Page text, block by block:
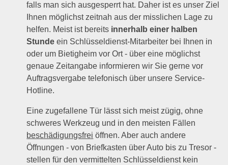
falls man sich ausgesperrt hat. Daher ist es unser Ziel
Ihnen möglichst zeitnah aus der misslichen Lage zu
helfen. Meist ist bereits innerhalb einer halben
Stunde ein Schlüsseldienst-Mitarbeiter bei Ihnen in
oder um Bietigheim vor Ort - über eine möglichst
genaue Zeitangabe informieren wir Sie gerne vor
Auftragsvergabe telefonisch über unsere Service-
Hotline.
Eine zugefallene Tür lässt sich meist zügig, ohne
schweres Werkzeug und in den meisten Fällen
beschädigungsfrei öffnen. Aber auch andere
Öffnungen - von Briefkasten über Auto bis zu Tresor -
stellen für den vermittelten Schlüsseldienst kein